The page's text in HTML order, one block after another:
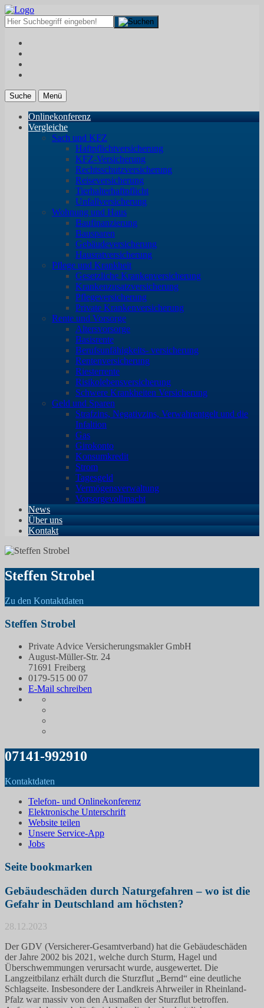
Suche Menü
Onlinekonferenz
Vergleiche
Sach und KFZ
Haftpflichtversicherung
KFZ-Versicherung
Rechtsschutzversicherung
Reiseversicherung
Tierhalterhaftpflicht
Unfallversicherung
Wohnung und Haus
Baufinanzierung
Bausparen
Gebäudeversicherung
Hausratversicherung
Pflege und Krankheit
Gesetzliche Krankenversicherung
Krankenzusatzversicherung
Pflegeversicherung
Private Krankenversicherung
Rente und Vorsorge
Altersvorsorge
Basisrente
Berufsunfähigkeits- versicherung
Rentenversicherung
Riesterrente
Risikolebensversicherung
Schwere Krankheiten Versicherung
Geld und Sparen
Strafzins, Negativzins, Verwahrentgelt und die
Infaltion
Gas
Girokonto
Konsumkredit
Strom
Tagesgeld
Vermögensverwaltung
Vorsorgevollmacht
News
Über uns
Kontakt
Steffen Strobel
Zu den Kontaktdaten
Steffen Strobel
Private Advice Versicherungsmakler GmbH
August-Müller-Str. 24
71691 Freiberg
0179-515 00 07
E-Mail schreiben
07141-992910
Kontaktdaten
Telefon- und Onlinekonferenz
Elektronische Unterschrift
Website teilen
Unsere Service-App
Jobs
Seite bookmarken
Gebäudeschäden durch Naturgefahren – wo ist die
Gefahr in Deutschland am höchsten?
28.12.2023
Der GDV (Versicherer-Gesamtverband) hat die Gebäudeschäden
der Jahre 2002 bis 2021, welche durch Sturm, Hagel und
Überschwemmungen verursacht wurde, ausgewertet. Die
Langzeitbilanz erhält durch die Sturzflut „Bernd“ eine deutliche
Schlagseite. Insbesondere der Landkreis Ahrweiler in Rheinland-
Pfalz war massiv von den Ausmaßen der Sturzflut betroffen.